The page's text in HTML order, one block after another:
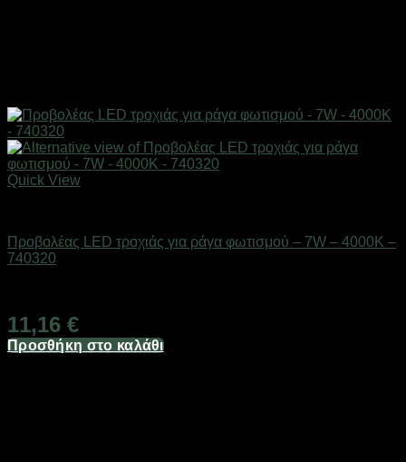
Quick View
Προβολέας LED τροχιάς για ράγα φωτισμού – 7W – 4000K –
740320
11,16 €
Προσθήκη στο καλάθι